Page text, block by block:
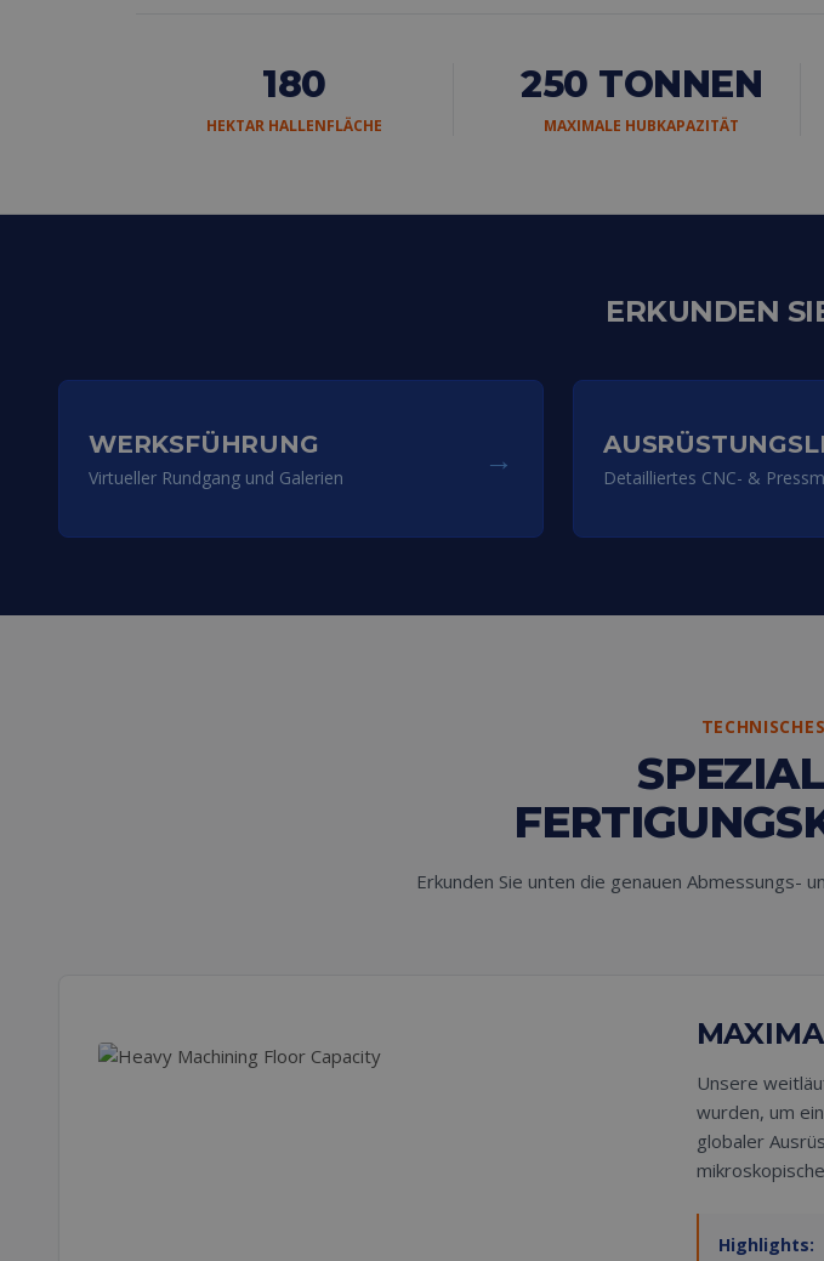
180
HEKTAR HALLENFLÄCHE
250 TONNEN
MAXIMALE HUBKAPAZITÄT
ERKUNDEN
WERKSFÜHRUNG
Virtueller Rundgang und Galerien → Detailliertes CNC- &
Erkunden Sie unten die genauen Abmessungs-
Unsere
wurden, um
globaler
Highlights: